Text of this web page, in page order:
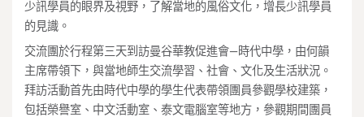
少訊學員的眼界及視野，了解當地的風俗文化，增長少訊學員
的見識。
交流團於行程第三天到訪曼谷華教促進會—時代中學，由何韻
主席帶領下，與當地師生交流學習、社會、文化及生活狀況。
拜訪活動首先由時代中學的學生代表帶領團員參觀學校建築，
包括榮譽室、中文活動室、泰文電腦室等地方，參觀期間團員